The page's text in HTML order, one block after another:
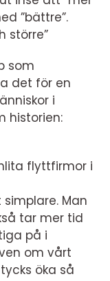
”bättre”.
större”
som
det för en
i
historien:
flyttfirmor i
Man
tar mer tid
på i
om vårt
öka så